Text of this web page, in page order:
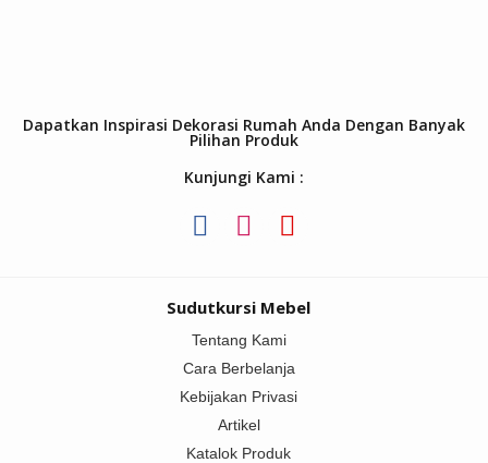
Dapatkan Inspirasi Dekorasi Rumah Anda Dengan Banyak
Pilihan Produk
Kunjungi Kami :
Sudutkursi Mebel
Tentang Kami
Cara Berbelanja
Kebijakan Privasi
Artikel
Katalok Produk